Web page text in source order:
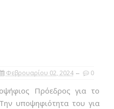
Φεβρουαρίου 02, 2024 0
Πρόεδρος για το
υποψηφιότητα του για